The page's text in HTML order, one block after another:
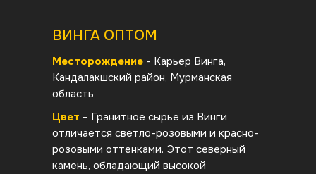
ВИНГА ОПТОМ
Цвет – Гранитное сырье из Винги
отличается светло-розовыми и красно-
розовыми оттенками. Этот северный
камень, обладающий высокой
Месторождение - Карьер Винга,
Кандалакшский район, Мурманская
область